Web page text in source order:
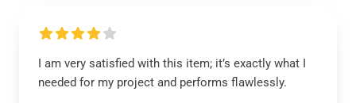
I am very satisfied with this item; it’s exactly what I
needed for my project and performs flawlessly.